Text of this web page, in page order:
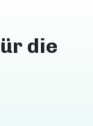
die